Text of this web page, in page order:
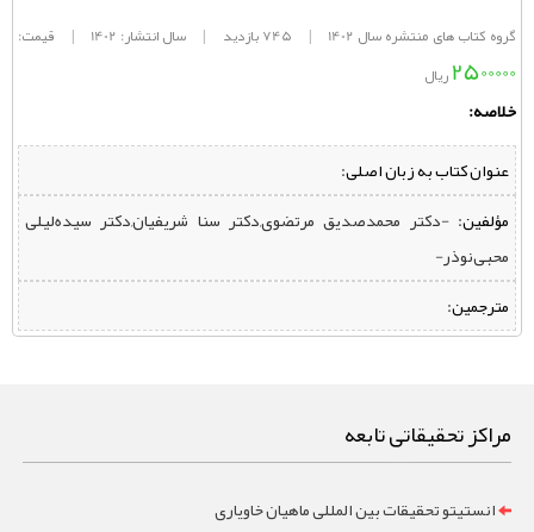
گروه کتاب های منتشره سال 1402 | 745 بازدید | سال انتشار: 1402 | قیمت:
2500000ریال
خلاصه:
عنوان کتاب به زبان اصلی:
مؤلفین: ‌ -دکتر محمدصدیق مرتضوی,دکتر سنا شریفیان,دکتر سیده‌لیلی
محبی‌نوذر-
مترجمین:
مراکز تحقیقاتی تابعه
انستیتو تحقیقات بین المللی ماهیان خاویاری